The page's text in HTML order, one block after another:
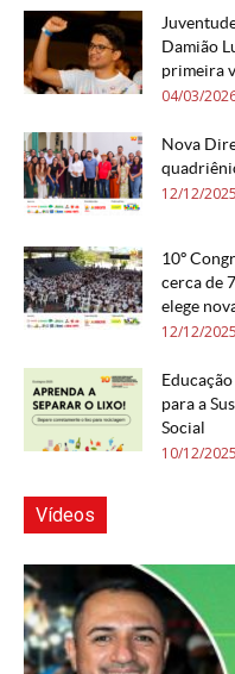
Damião
primeira
04/03/
Nova
12/12/2025
10º
cerca de
elege
12/12/2025
para a
Social
10/12/2025
Vídeos